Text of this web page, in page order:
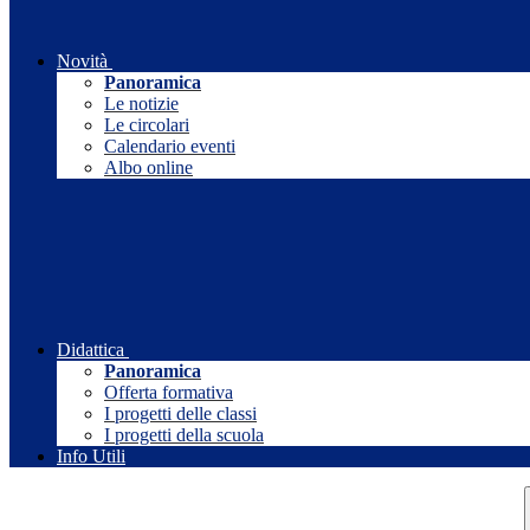
Novità
Panoramica
Le notizie
Le circolari
Calendario eventi
Albo online
Didattica
Panoramica
Offerta formativa
I progetti delle classi
I progetti della scuola
Info Utili